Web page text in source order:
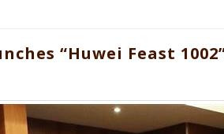
“Huwei Feast